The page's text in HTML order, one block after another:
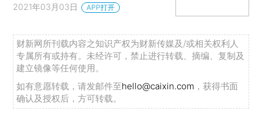
2021年03月03日 APP打开
财新网所刊载内容之知识产权为财新传媒及/或相关权利人
专属所有或持有。未经许可，禁止进行转载、摘编、复制及
建立镜像等任何使用。
如有意愿转载，请发邮件至hello@caixin.com ，获得书面
确认及授权后，方可转载。